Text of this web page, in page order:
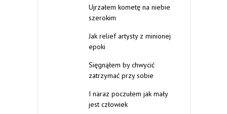
Ujrzałem kometę na niebie
szerokim
Jak relief artysty z minionej
epoki
Sięgnąłem by chwycić
zatrzymać przy sobie
I naraz poczułem jak mały
jest człowiek